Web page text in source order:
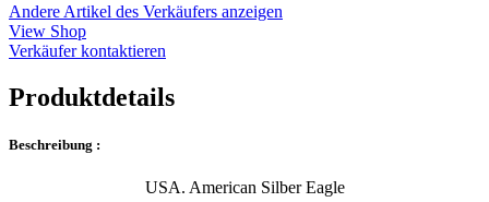
Andere Artikel des Verkäufers anzeigen
View Shop
Verkäufer kontaktieren
Produktdetails
Beschreibung :
USA. American Silber Eagle